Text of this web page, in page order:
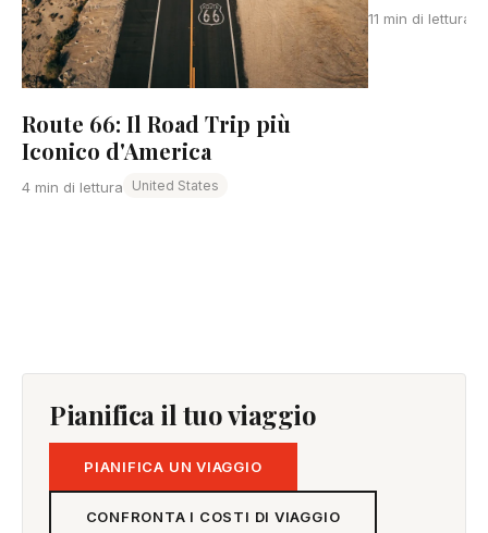
Route 66: Il Road Trip più
Iconico d'America
4 min di lettura United States
11 min di lettura
Pianifica il tuo viaggio
PIANIFICA UN VIAGGIO
CONFRONTA I COSTI DI VIAGGIO